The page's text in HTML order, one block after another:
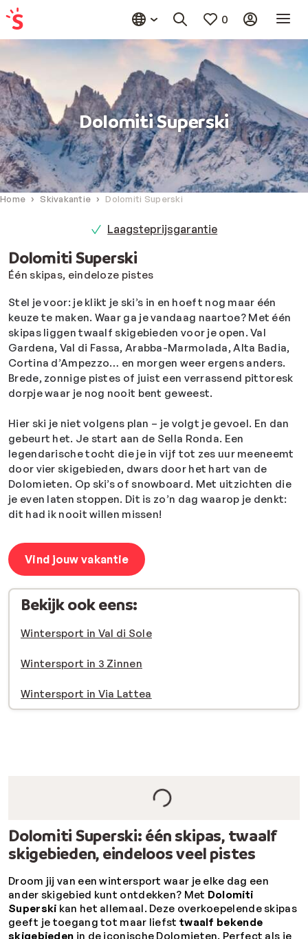
0
Dolomiti Superski
Home Skivakantie Dolomiti Superski
Laagsteprijsgarantie
Dolomiti Superski
Één skipas, eindeloze pistes
Stel je voor: je klikt je ski’s in en hoeft nog maar één
keuze te maken. Waar ga jevandaag naartoe? Met één
skipas liggentwaalf skigebieden voor je open. Val
Gardena, Val di Fassa, Arabba-Marmolada, Alta Badia,
Cortina d’Ampezzo… en morgen weer ergens anders.
Brede, zonnige pistes of juist een verrassend pittoresk
dorpjewaar je nog nooit bent geweest.
Hier ski je niet volgens plan – je volgt je gevoel. En dan
gebeurt het. Je start aan de Sella Ronda. Een
legendarische tocht die je in vijf tot zes uur meeneemt
door vier skigebieden, dwars door het hart van de
Dolomieten. Op ski’s of snowboard. Met uitzichten die
je even laten stoppen. Dit is zo’n dag waarop je denkt:
dit had ik nooit willen missen!
Vind jouw vakantie
Bekijk ook eens:
Wintersport in Val di Sole
Wintersport in 3 Zinnen
Wintersport in Via Lattea
Dolomiti Superski: één skipas, twaalf
skigebieden, eindeloos veel pistes
Droom jij van een wintersport waar je elke dag een
ander skigebied kunt ontdekken? Met Dolomiti
Superski kan het allemaal. Deze overkoepelende skipas
geeft je toegang tot maar liefst twaalf bekende
skigebieden in de iconische Dolomieten. Perfect als je